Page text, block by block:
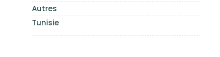
Autres
Tunisie